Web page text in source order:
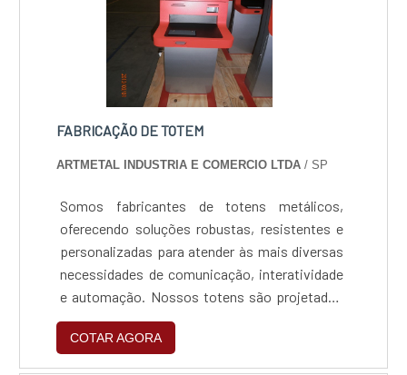
FABRICAÇÃO DE TOTEM
ARTMETAL INDUSTRIA E COMERCIO LTDA / SP
Somos fabricantes de totens metálicos,
oferecendo soluções robustas, resistentes e
personalizadas para atender às mais diversas
necessidades de comunicação, interatividade
e automação. Nossos totens são projetados
com materiais de alta qualidade, como aço
carbono, aço inox e alumínio, garantindo
resistência e durabilidade mesmo em
COTAR AGORA